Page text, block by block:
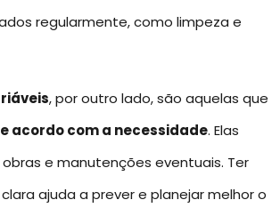
regularmente, como limpeza e
, por outro lado, são aquelas que
acordo com a necessidade. Elas
e manutenções eventuais. Ter
ajuda a prever e planejar melhor o